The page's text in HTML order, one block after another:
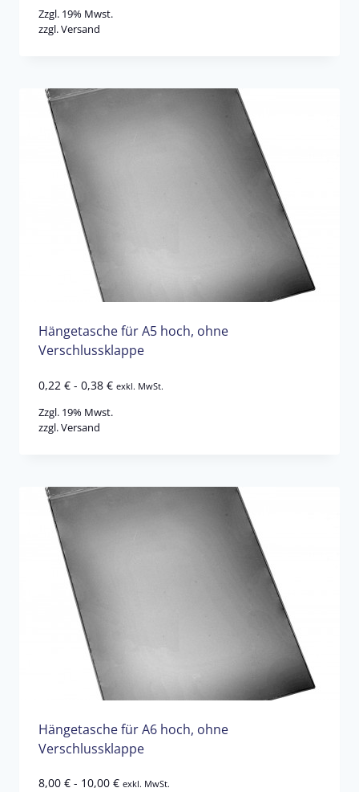
Zzgl. 19% Mwst.
zzgl.Versand
Hängetasche für A5 hoch, ohne
Verschlussklappe
0,22 € - 0,38 € exkl. MwSt.
Zzgl. 19% Mwst.
zzgl.Versand
Hängetasche für A6 hoch, ohne
Verschlussklappe
8,00 € - 10,00 € exkl. MwSt.